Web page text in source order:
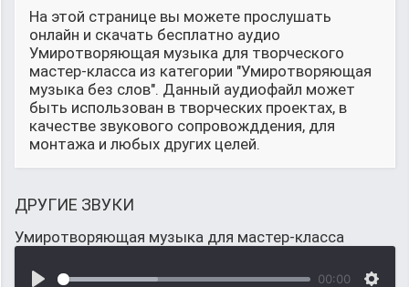
На этой странице вы можете прослушать
онлайн и скачать бесплатно аудио
Умиротворяющая музыка для творческого
мастер-класса из категории "Умиротворяющая
музыка без слов". Данный аудиофайл может
быть использован в творческих проектах, в
качестве звукового сопровожддения, для
монтажа и любых других целей.
ДРУГИЕ ЗВУКИ
Умиротворяющая музыка для мастер-класса
00:00